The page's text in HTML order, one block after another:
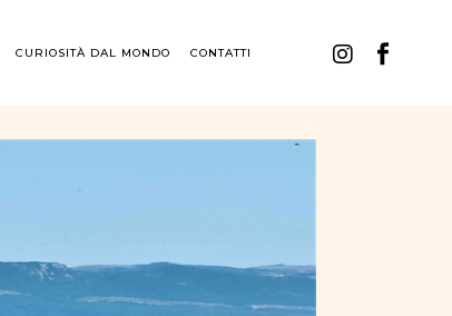
CURIOSITÀ DAL MONDO CONTATTI